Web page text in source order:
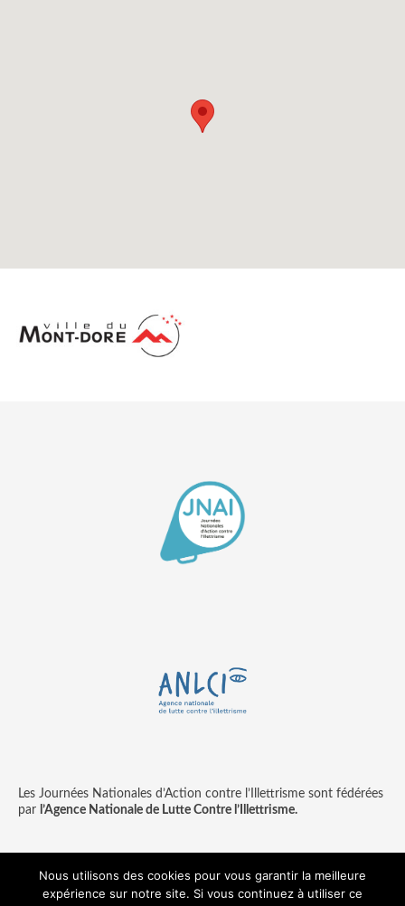
Les Journées Nationales d’Action contre l’Illettrisme sont fédérées
par l’Agence Nationale de Lutte Contre l’Illettrisme.
Nous utilisons des cookies pour vous garantir la meilleure
expérience sur notre site. Si vous continuez à utiliser ce